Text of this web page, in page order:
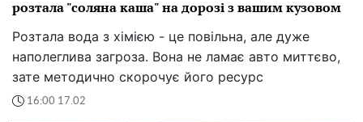
розтала "соляна каша" на дорозі з вашим кузовом
Розтала вода з хімією - це повільна, але дуже
наполеглива загроза. Вона не ламає авто миттєво,
зате методично скорочує його ресурс
16:00 17.02